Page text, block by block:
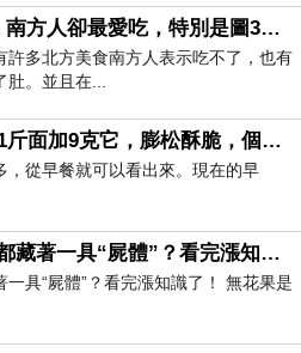
5種北方人最討厭的小吃，南方人卻最愛吃，特別是圖3，你吃過幾種
多北方美食南方人表示吃不了，也有
。並且在...
炸油條，用酵母是“大錯”1斤面加9克它，膨松酥脆，個個空心
從早餐就可以看出來。現在的早
為什麽說每個無花果中，都藏著一具“屍體”？看完漲知識了！
具“屍體”？看完漲知識了！ 無花果是